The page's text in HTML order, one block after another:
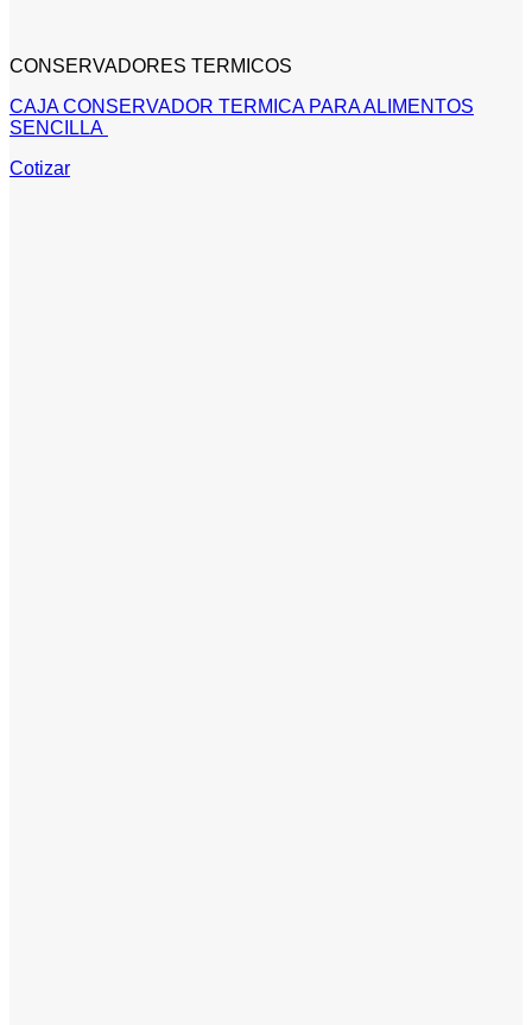
CONSERVADORES TERMICOS
CAJA CONSERVADOR TERMICA PARA ALIMENTOS
SENCILLA
Cotizar